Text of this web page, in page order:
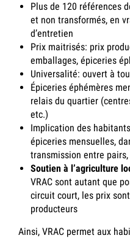
Plus de 120 références
et non transformés, en
d’entretien
Prix maitrisés: prix
emballages, épiceries
Universalité: ouvert à
Épiceries éphémères
relais du quartier
etc.)
Implication des
épiceries mensuelles,
transmission entre pairs,
Soutien à l’agriculture
VRAC sont autant que
circuit court, les prix
producteurs
Ainsi, VRAC permet aux